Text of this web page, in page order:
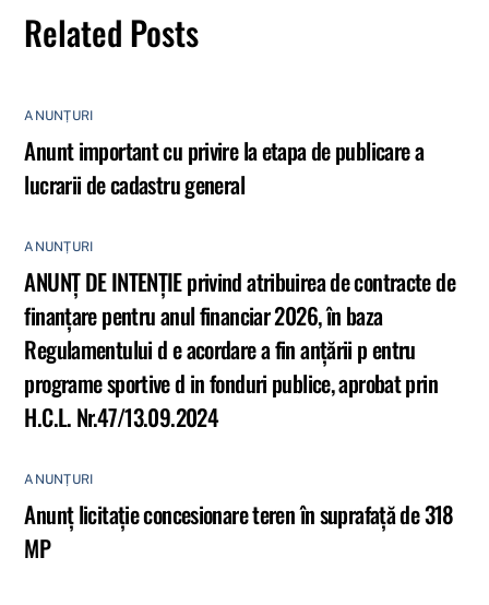
Related Posts
ANUNȚURI
Anunt important cu privire la etapa de publicare a
lucrarii de cadastru general
ANUNȚURI
ANUNȚ DE INTENȚIE privind atribuirea de contracte de
finanţare pentru anul financiar 2026, în baza
Regulamentului d e acordare a fin anţării p entru
programe sportive d in fonduri publice, aprobat prin
H.C.L. Nr.47/13.09.2024
ANUNȚURI
Anunț licitație concesionare teren în suprafață de 318
MP